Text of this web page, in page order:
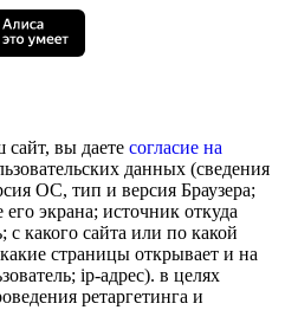
сайт, вы даете согласие на
данных (сведения
ОС, тип и версия Браузера;
экрана; источник откуда
с какого сайта или по какой
страницы открывает и на
ip-адрес). в целях
ретаргетинга и